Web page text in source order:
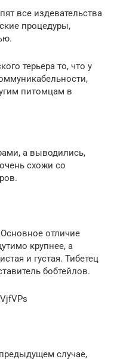
все издевательства
процедуры,
терьера то, что у
питомцам в
а выводились,
схожи со
отличие
крупнее, а
и густая. Тибетец
бобтейлов.
случае,